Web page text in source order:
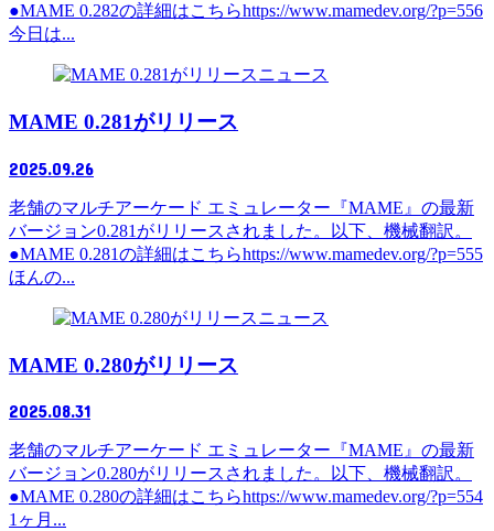
●MAME 0.282の詳細はこちらhttps://www.mamedev.org/?p=556
今日は...
ニュース
MAME 0.281がリリース
2025.09.26
老舗のマルチアーケード エミュレーター『MAME』の最新
バージョン0.281がリリースされました。以下、機械翻訳。
●MAME 0.281の詳細はこちらhttps://www.mamedev.org/?p=555
ほんの...
ニュース
MAME 0.280がリリース
2025.08.31
老舗のマルチアーケード エミュレーター『MAME』の最新
バージョン0.280がリリースされました。以下、機械翻訳。
●MAME 0.280の詳細はこちらhttps://www.mamedev.org/?p=554
1ヶ月...